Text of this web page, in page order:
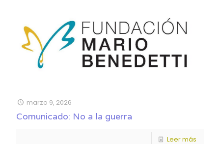
marzo 9, 2026
Comunicado: No a la guerra
Leer más